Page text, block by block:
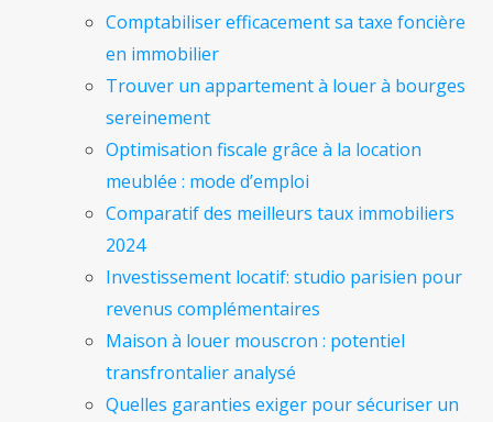
Comptabiliser efficacement sa taxe foncière
en immobilier
Trouver un appartement à louer à bourges
sereinement
Optimisation fiscale grâce à la location
meublée : mode d’emploi
Comparatif des meilleurs taux immobiliers
2024
Investissement locatif: studio parisien pour
revenus complémentaires
Maison à louer mouscron : potentiel
transfrontalier analysé
Quelles garanties exiger pour sécuriser un